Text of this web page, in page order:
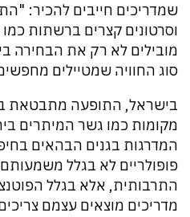
שמדריכים חייבים להכיר:
וסרטונים קצרים ברשתות
מובילים לא רק את הבחירה
סוג החוויה שמטיילים
בישראל, התופעה מתבטאת
מקומות כמו גשר המיתרים
המדרגות בגנים הבהאים
פופולריים לא בגלל
התרבותית, אלא בגלל
מדריכים מוצאים עצמם